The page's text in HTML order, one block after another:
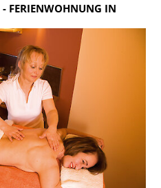
- FERIENWOHNUNG IN